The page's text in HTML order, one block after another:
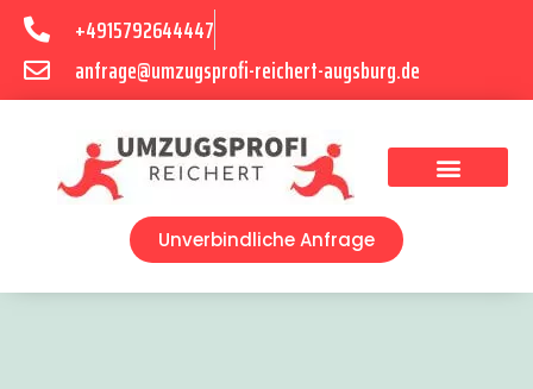
+4915792644447
anfrage@umzugsprofi-reichert-augsburg.de
Unverbindliche Anfrage